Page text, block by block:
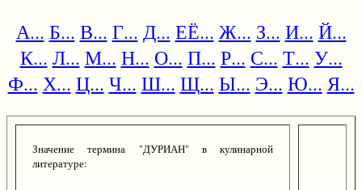
А... Б... В... Г... Д... ЕЁ... Ж... З... И... Й...
К... Л... М... Н... О... П... Р... С... Т... У...
Ф... Х... Ц... Ч... Ш... Щ... Ы... Э... Ю... Я...
Значение термина "ДУРИАН" в кулинарной
литературе: